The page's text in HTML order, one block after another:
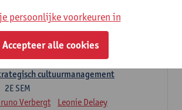
reflections on arts and culture' in het
cultuurmanagement
2E SEM
Verbergt
Leonie Delaey
persoonlijke voorkeuren in
Accepteer alle cookies